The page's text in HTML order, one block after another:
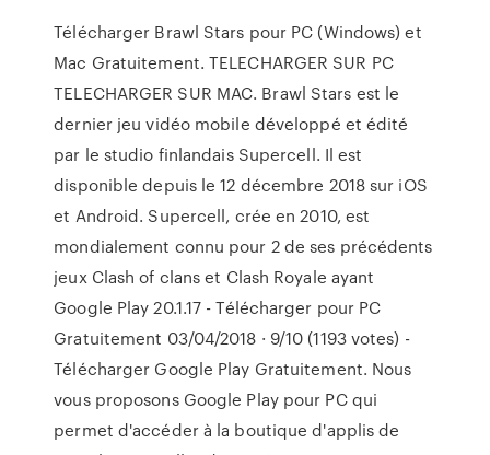
Télécharger Brawl Stars pour PC (Windows) et
Mac Gratuitement. TELECHARGER SUR PC
TELECHARGER SUR MAC. Brawl Stars est le
dernier jeu vidéo mobile développé et édité
par le studio finlandais Supercell. Il est
disponible depuis le 12 décembre 2018 sur iOS
et Android. Supercell, crée en 2010, est
mondialement connu pour 2 de ses précédents
jeux Clash of clans et Clash Royale ayant
Google Play 20.1.17 - Télécharger pour PC
Gratuitement 03/04/2018 · 9/10 (1193 votes) -
Télécharger Google Play Gratuitement. Nous
vous proposons Google Play pour PC qui
permet d'accéder à la boutique d'applis de